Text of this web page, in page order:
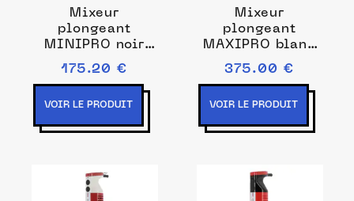
Mixeur
plongeant
MINIPRO noir
Prise de courant
EU
175.20 €
VOIR LE PRODUIT
Mixeur
plongeant
MAXIPRO blanc
Couleurs Blanc
375.00 €
VOIR LE PRODUIT